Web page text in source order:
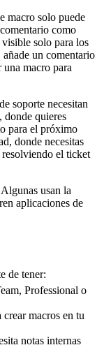
macro solo puede
como
solo para los
añade un comentario
macro para
soporte necesitan
donde quieres
para el próximo
donde necesitas
resolviendo el ticket
usan la
aplicaciones de
de tener:
Professional o
macros en tu
notas internas